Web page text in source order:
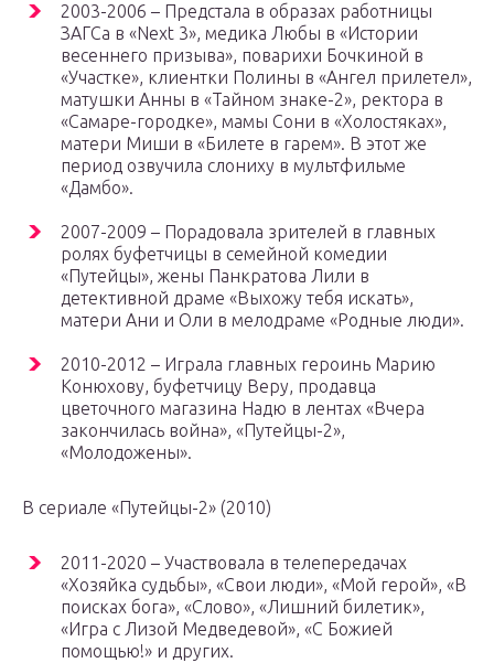
2003-2006 – Предстала в образах работницы
ЗАГСа в «Next 3», медика Любы в «Истории
весеннего призыва», поварихи Бочкиной в
«Участке», клиентки Полины в «Ангел прилетел»,
матушки Анны в «Тайном знаке-2», ректора в
«Самаре-городке», мамы Сони в «Холостяках»,
матери Миши в «Билете в гарем». В этот же
период озвучила слониху в мультфильме
«Дамбо».
2007-2009 – Порадовала зрителей в главных
ролях буфетчицы в семейной комедии
«Путейцы», жены Панкратова Лили в
детективной драме «Выхожу тебя искать»,
матери Ани и Оли в мелодраме «Родные люди».
2010-2012 – Играла главных героинь Марию
Конюхову, буфетчицу Веру, продавца
цветочного магазина Надю в лентах «Вчера
закончилась война», «Путейцы-2»,
«Молодожены».
В сериале «Путейцы-2» (2010)
2011-2020 – Участвовала в телепередачах
«Хозяйка судьбы», «Свои люди», «Мой герой», «В
поисках бога», «Слово», «Лишний билетик»,
«Игра с Лизой Медведевой», «С Божией
помощью!» и других.